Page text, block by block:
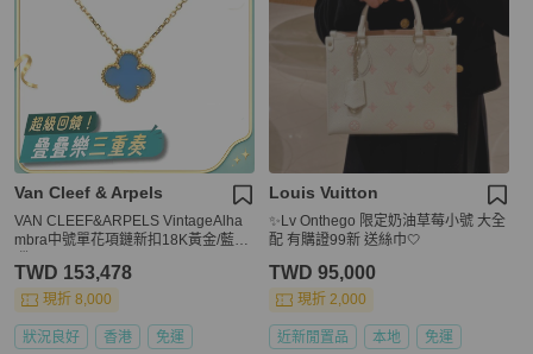
Van Cleef & Arpels
VAN CLEEF&ARPELS VintageAlha
mbra中號單花項鏈新扣18K黃金/藍瑪
TWD 153,478
現折 8,000
狀況良好 香港 免運
Louis Vuitton
✨Lv Onthego 限定奶油草莓小號 大全
配 有購證99新 送絲巾🤍
TWD 95,000
現折 2,000
近新閒置品 本地 免運